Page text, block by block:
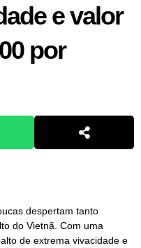
e valor
por
despertam tanto
do Vietnã. Com uma
de extrema vivacidade e